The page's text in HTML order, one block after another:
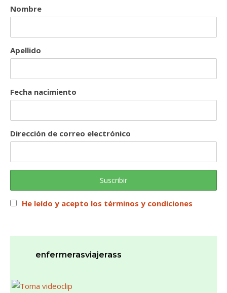
Nombre
Apellido
Fecha nacimiento
Dirección de correo electrónico
He leído y acepto los términos y condiciones
enfermerasviajerass